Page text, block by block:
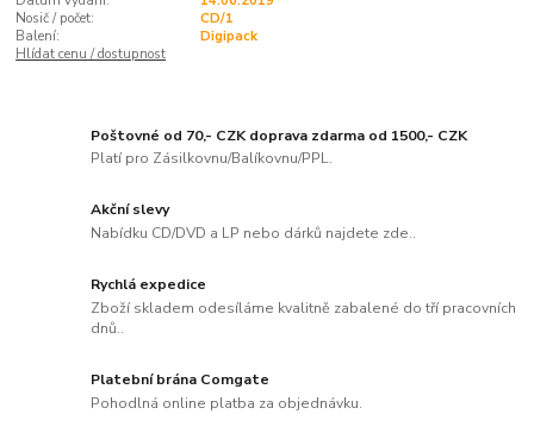
Nosič / počet:
CD/1
Balení:
Digipack
Hlídat cenu / dostupnost
Poštovné od 70,- CZK doprava zdarma od 1500,- CZK
Platí pro Zásilkovnu/Balíkovnu/PPL.
Akční slevy
Nabídku CD/DVD a LP nebo dárků najdete zde..
Rychlá expedice
Zboží skladem odesíláme kvalitně zabalené do tří pracovních
dnů..
Platební brána Comgate
Pohodlná online platba za objednávku.